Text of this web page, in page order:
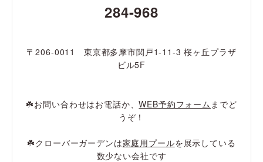
284-968
〒206-0011 東京都多摩市関戸1-11-3 桜ヶ丘プラザ
ビル5F
☘️お問い合わせはお電話か、WEB予約フォーム までど
うぞ！
☘️クローバーガーデンは家庭用プールを展示している
数少ない会社です